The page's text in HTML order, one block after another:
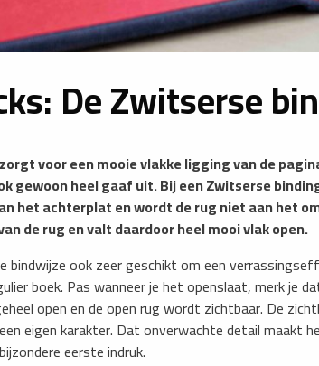
De Zwitserse
voor een mooie vlakke ligging van de
gewoon heel gaaf uit. Bij een Zwitserse
het achterplat en wordt de rug niet aan het
de rug en valt daardoor heel mooi vlak open.
bindwijze ook zeer geschikt om een
boek. Pas wanneer je het openslaat, merk je
open en de open rug wordt zichtbaar. De
eigen karakter. Dat onverwachte detail maakt
eerste indruk.